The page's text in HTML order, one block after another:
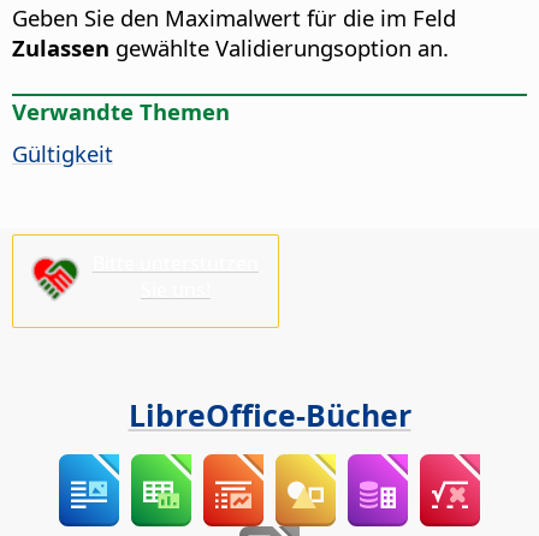
Geben Sie den Maximalwert für die im Feld
Zulassen gewählte Validierungsoption an.
Verwandte Themen
Gültigkeit
LibreOffice-Bücher